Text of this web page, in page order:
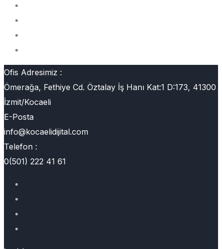
Ofis Adresimiz :
Ömerağa, Fethiye Cd. Öztalay İş Hanı Kat:1 D:173, 41300
İzmit/Kocaeli
E-Posta
info@kocaelidijital.com
Telefon :
0(501) 222 41 61